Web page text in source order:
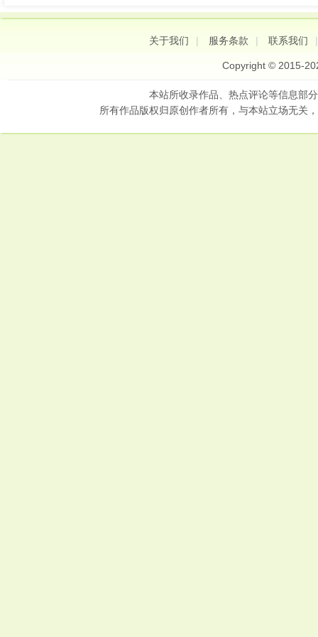
关于我们 | 服务条款 | 联系我们
Copyright © 2015-
本站所收录作品、热点评论等信息部
所有作品版权归原创作者所有，与本站立场无关